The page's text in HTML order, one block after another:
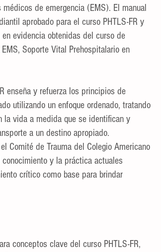
de emergencia (EMS). El manual
aprobado para el curso PHTLS-FR y
evidencia obtenidas del curso de
Soporte Vital Prehospitalario en
enseña y refuerza los principios de
utilizando un enfoque ordenado, tratando
la vida a medida que se identifican y
a un destino apropiado.
Comité de Trauma del Colegio Americano
conocimiento y la práctica actuales
crítico como base para brindar
conceptos clave del curso PHTLS-FR,